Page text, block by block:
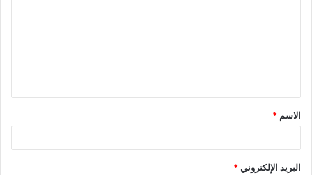
ق
*
الاسم *
البريد الإلكتروني*